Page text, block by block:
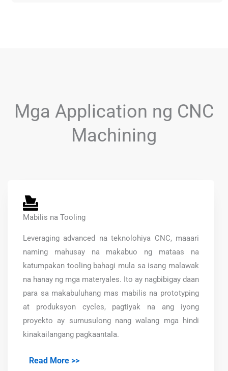
Mga Application ng CNC
Machining
Mabilis na Tooling
Leveraging advanced na teknolohiya CNC, maaari
naming mahusay na makabuo ng mataas na
katumpakan tooling bahagi mula sa isang malawak
na hanay ng mga materyales. Ito ay nagbibigay daan
para sa makabuluhang mas mabilis na prototyping
at produksyon cycles, pagtiyak na ang iyong
proyekto ay sumusulong nang walang mga hindi
kinakailangang pagkaantala.
Read More >>